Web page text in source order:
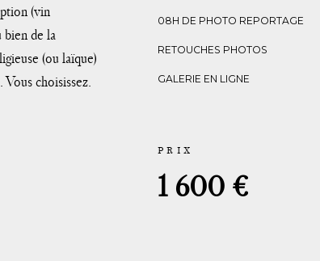
(vin
de la
(ou laïque)
choisissez.
08H DE PHOTO REPORTAGE
RETOUCHES PHOTOS
GALERIE EN LIGNE
PRIX
1 600 €